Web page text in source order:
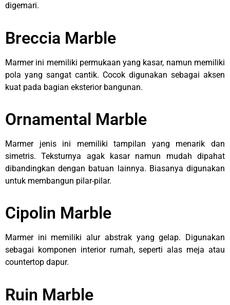
digemari.
Breccia Marble
Marmer ini memiliki permukaan yang kasar, namun memiliki
pola yang sangat cantik. Cocok digunakan sebagai aksen
kuat pada bagian eksterior bangunan.
Ornamental Marble
Marmer jenis ini memiliki tampilan yang menarik dan
simetris. Teksturnya agak kasar namun mudah dipahat
dibandingkan dengan batuan lainnya. Biasanya digunakan
untuk membangun pilar-pilar.
Cipolin Marble
Marmer ini memiliki alur abstrak yang gelap. Digunakan
sebagai komponen interior rumah, seperti alas meja atau
countertop dapur.
Ruin Marble